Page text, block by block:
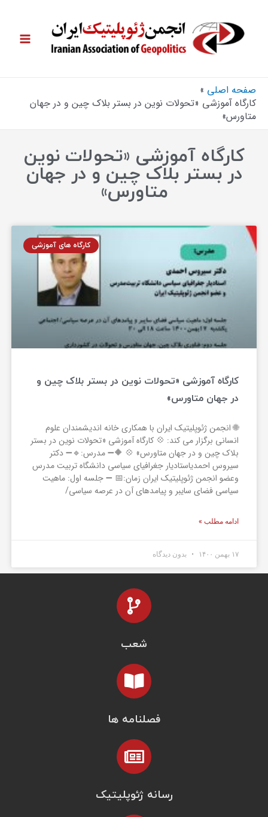
صفحه اصلی
کارگاه آموزشی «تحولات نوین در بستر بلاک چین و در جهان
متاورس»
کارگاه آموزشی «تحولات نوین
در بستر بلاک چین و در جهان
متاورس»
کارگاه های آموزشی
کارگاه آموزشی «تحولات نوین در بستر بلاک چین و
در جهان متاورس»
🌐 انجمن ژئوپلیتیک ایران با همکاری خانه اندیشمندان علوم
انسانی برگزار می کند: 💠 کارگاه آموزشی «تحولات نوین در بستر
بلاک چین و در جهان متاورس» 💠 🔶➖ مدرس:🔹➖ دکتر
سیروس احمدیاستادیار جغرافیای سیاسی دانشگاه تربیت مدرس
وعضو انجمن ژئوپلیتیک ایران زمان:📅 ➖ جلسه اول: ماهیت
سیاسی فضای سایبر و پیامدهای آن در عرصه سیاسی/
ادامه مطلب »
۱۷ بهمن ۱۴۰۰ بدون دیدگاه
شعب
فصلنامه ها
رسانه ژئوپلیتیک